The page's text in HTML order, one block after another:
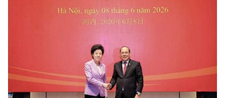
CÁC CHUYÊN TRANG
THỜI NAY